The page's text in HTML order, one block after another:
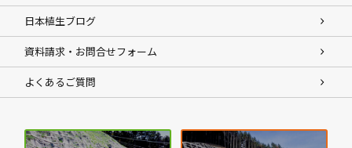
日本植生ブログ
資料請求・お問合せフォーム
よくあるご質問